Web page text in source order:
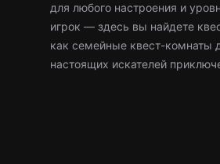
для любого настроения и
игрок — здесь вы найдете
как семейные квест-комнаты
настоящих искателей